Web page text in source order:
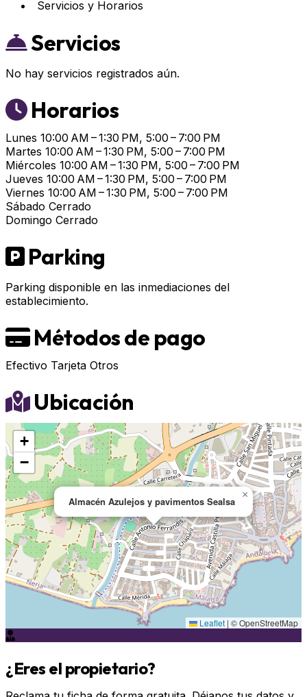
Servicios y Horarios
Servicios
No hay servicios registrados aún.
Horarios
Lunes 10:00 AM – 1:30 PM, 5:00 – 7:00 PM
Martes 10:00 AM – 1:30 PM, 5:00 – 7:00 PM
Miércoles 10:00 AM – 1:30 PM, 5:00 – 7:00 PM
Jueves 10:00 AM – 1:30 PM, 5:00 – 7:00 PM
Viernes 10:00 AM – 1:30 PM, 5:00 – 7:00 PM
Sábado Cerrado
Domingo Cerrado
Parking
Parking disponible en las inmediaciones del
establecimiento.
Métodos de pago
Efectivo Tarjeta Otros
Ubicación
Almacén Azulejos y pavimentos Sealsa
×
+
−
Leaflet | © OpenStreetMap
¿Eres el propietario?